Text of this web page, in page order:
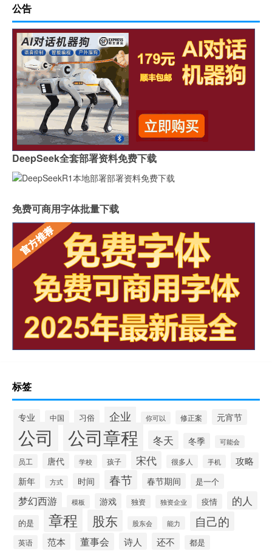
公告
DeepSeek全套部署资料免费下载
免费可商用字体批量下载
标签
专业 中国 习俗 企业 你可以 修正案 元宵节
公司 公司章程 冬天 冬季 可能会
员工 唐代 学校 孩子 宋代 很多人 手机 攻略
新年 方式 时间 春节 春节期间 是一个
梦幻西游 模板 游戏 独资 独资企业 疫情 的人
的是 章程 股东 股东会 能力 自己的
英语 范本 董事会 诗人 还不 都是